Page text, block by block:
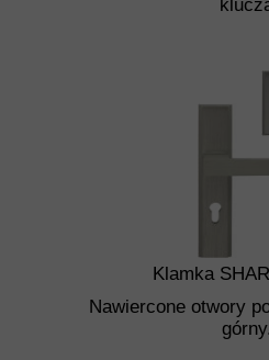
Nawiercone otwory
górny.
Klamka